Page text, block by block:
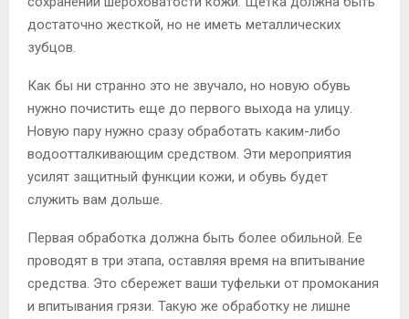
достаточно жесткой, но не иметь металлических
зубцов.
Как бы ни странно это не звучало, но новую обувь
нужно почистить еще до первого выхода на улицу.
Новую пару нужно сразу обработать каким-либо
водоотталкивающим средством. Эти мероприятия
усилят защитный функции кожи, и обувь будет
служить вам дольше.
Первая обработка должна быть более обильной. Ее
проводят в три этапа, оставляя время на впитывание
средства. Это сбережет ваши туфельки от промокания
и впитывания грязи. Такую же обработку не лишне